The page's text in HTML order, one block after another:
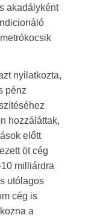
akadályként
nyilatkozta,
pénz
hozzáláttak,
előtt
öt cég
milliárdra
utólagos
cég is
a